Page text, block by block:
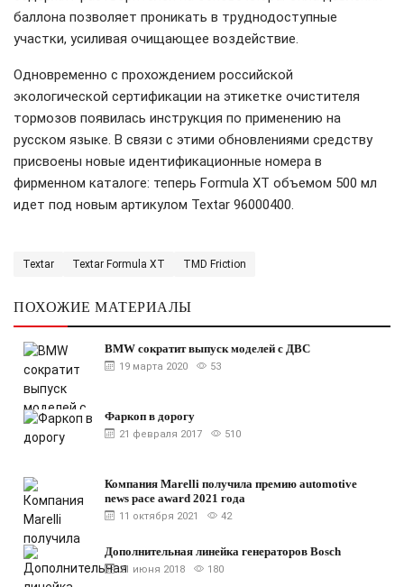
баллона позволяет проникать в труднодоступные
участки, усиливая очищающее воздействие.
Одновременно с прохождением российской
экологической сертификации на этикетке очистителя
тормозов появилась инструкция по применению на
русском языке. В связи с этими обновлениями средству
присвоены новые идентификационные номера в
фирменном каталоге: теперь Formula XT объемом 500 мл
идет под новым артикулом Textar 96000400.
Textar Textar Formula XT TMD Friction
ПОХОЖИЕ МАТЕРИАЛЫ
BMW сократит выпуск моделей с ДВС
19 марта 2020 53
Фаркоп в дорогу
21 февраля 2017 510
Компания Marelli получила премию automotive
news pace award 2021 года
11 октября 2021 42
Дополнительная линейка генераторов Bosch
21 июня 2018 180